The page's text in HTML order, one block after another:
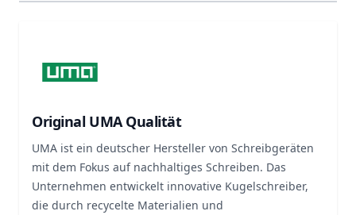
Original UMA Qualität
UMA ist ein deutscher Hersteller von Schreibgeräten
mit dem Fokus auf nachhaltiges Schreiben. Das
Unternehmen entwickelt innovative Kugelschreiber,
die durch recycelte Materialien und